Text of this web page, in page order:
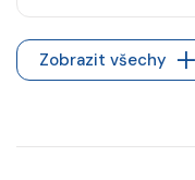
Zobrazit všechy